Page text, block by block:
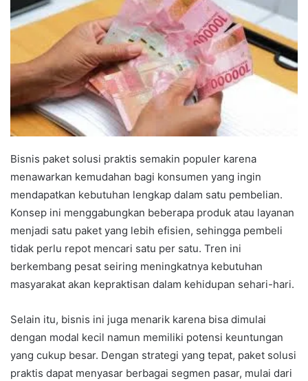
Bisnis paket solusi praktis semakin populer karena
menawarkan kemudahan bagi konsumen yang ingin
mendapatkan kebutuhan lengkap dalam satu pembelian.
Konsep ini menggabungkan beberapa produk atau layanan
menjadi satu paket yang lebih efisien, sehingga pembeli
tidak perlu repot mencari satu per satu. Tren ini
berkembang pesat seiring meningkatnya kebutuhan
masyarakat akan kepraktisan dalam kehidupan sehari-hari.
Selain itu, bisnis ini juga menarik karena bisa dimulai
dengan modal kecil namun memiliki potensi keuntungan
yang cukup besar. Dengan strategi yang tepat, paket solusi
praktis dapat menyasar berbagai segmen pasar, mulai dari